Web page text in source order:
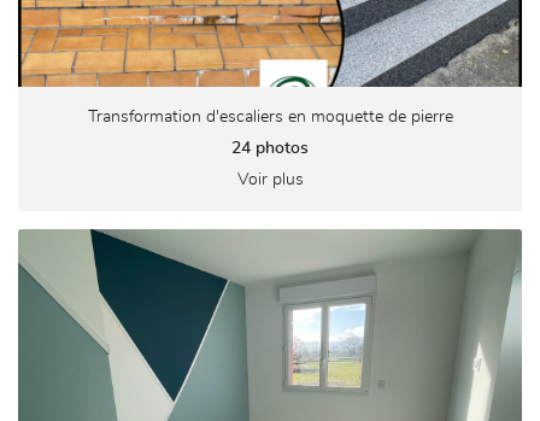
Transformation d'escaliers en moquette de pierre
24 photos
Voir plus